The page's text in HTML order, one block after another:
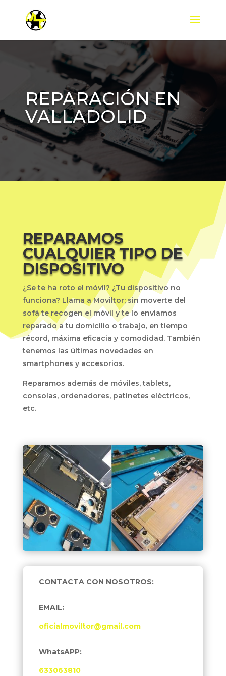
REPARACIÓN EN
VALLADOLID
REPARAMOS
CUALQUIER TIPO DE
DISPOSITIVO
¿Se te ha roto el móvil? ¿Tu dispositivo no
funciona? Llama a Moviltor; sin moverte del
sofá te recogen el móvil y te lo enviamos
reparado a tu domicilio o trabajo, en tiempo
récord, máxima eficacia y comodidad. También
tenemos las últimas novedades en
smartphones y accesorios.
Reparamos además de móviles, tablets,
consolas, ordenadores, patinetes eléctricos,
etc.
CONTACTA CON NOSOTROS:
EMAIL:
oficialmoviltor@gmail.com
WhatsAPP:
633063810